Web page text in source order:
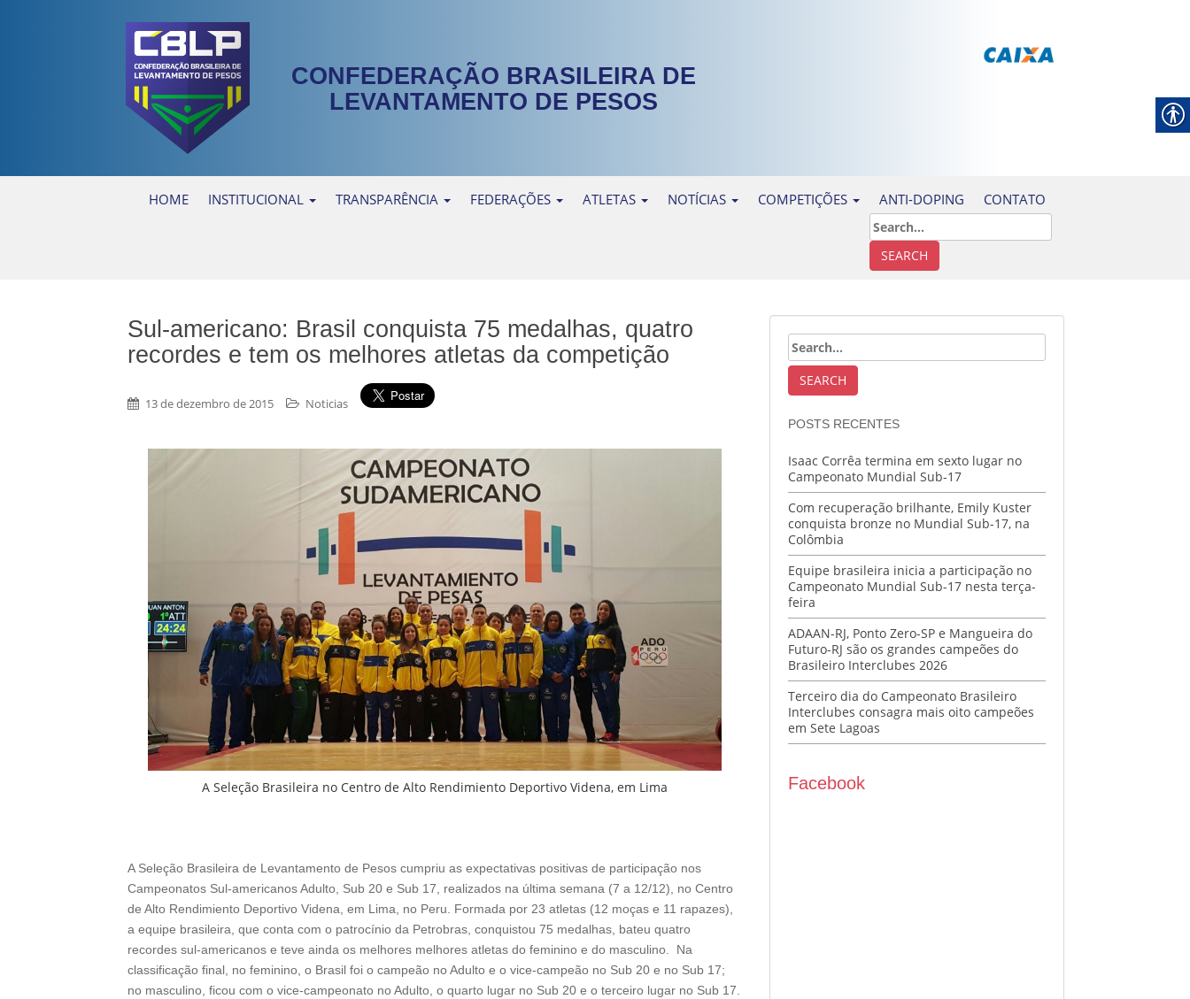
CONFEDERAÇÃO BRASILEIRA DE
LEVANTAMENTO DE PESOS
HOME INSTITUCIONAL TRANSPARÊNCIA FEDERAÇÕES ATLETAS NOTÍCIAS COMPETIÇÕES ANTI-DOPING CONTATO
Sul-americano: Brasil conquista 75 medalhas, quatro
recordes e tem os melhores atletas da competição
13 de dezembro de 2015 Noticias
A Seleção Brasileira no Centro de Alto Rendimiento Deportivo Videna, em Lima
A Seleção Brasileira de Levantamento de Pesos cumpriu as expectativas positivas de participação nos
Campeonatos Sul-americanos Adulto, Sub 20 e Sub 17, realizados na última semana (7 a 12/12), no Centro
de Alto Rendimiento Deportivo Videna, em Lima, no Peru. Formada por 23 atletas (12 moças e 11 rapazes),
a equipe brasileira, que conta com o patrocínio da Petrobras, conquistou 75 medalhas, bateu quatro
recordes sul-americanos e teve ainda os melhores melhores atletas do feminino e do masculino. Na
classificação final, no feminino, o Brasil foi o campeão no Adulto e o vice-campeão no Sub 20 e no Sub 17;
no masculino, ficou com o vice-campeonato no Adulto, o quarto lugar no Sub 20 e o terceiro lugar no Sub 17.
POSTS RECENTES
Isaac Corrêa termina em sexto lugar no
Campeonato Mundial Sub-17
Com recuperação brilhante, Emily Kuster
conquista bronze no Mundial Sub-17, na
Colômbia
Equipe brasileira inicia a participação no
Campeonato Mundial Sub-17 nesta terça-
feira
ADAAN-RJ, Ponto Zero-SP e Mangueira do
Futuro-RJ são os grandes campeões do
Brasileiro Interclubes 2026
Terceiro dia do Campeonato Brasileiro
Interclubes consagra mais oito campeões
em Sete Lagoas
Facebook